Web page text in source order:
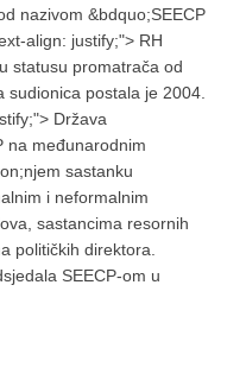
nazivom &bdquo;SEECP
align: justify;"> RH
statusu promatrača od
postala je 2004.
Država
na međunarodnim
sastanku
i neformalnim
sastancima resornih
političkih direktora.
SEECP-om u